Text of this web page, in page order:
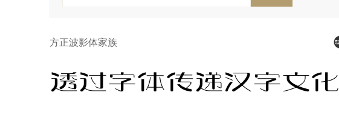
方正波影体家族
透过字体传递汉字文化